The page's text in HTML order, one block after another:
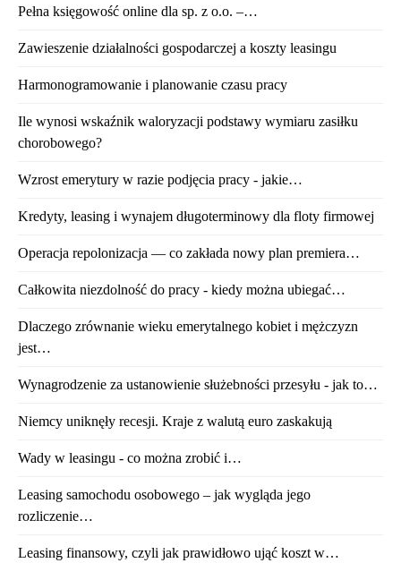
Pełna księgowość online dla sp. z o.o. –…
Zawieszenie działalności gospodarczej a koszty leasingu
Harmonogramowanie i planowanie czasu pracy
Ile wynosi wskaźnik waloryzacji podstawy wymiaru zasiłku
chorobowego?
Wzrost emerytury w razie podjęcia pracy - jakie…
Kredyty, leasing i wynajem długoterminowy dla floty firmowej
Operacja repolonizacja — co zakłada nowy plan premiera…
Całkowita niezdolność do pracy - kiedy można ubiegać…
Dlaczego zrównanie wieku emerytalnego kobiet i mężczyzn
jest…
Wynagrodzenie za ustanowienie służebności przesyłu - jak to…
Niemcy uniknęły recesji. Kraje z walutą euro zaskakują
Wady w leasingu - co można zrobić i…
Leasing samochodu osobowego – jak wygląda jego
rozliczenie…
Leasing finansowy, czyli jak prawidłowo ująć koszt w…